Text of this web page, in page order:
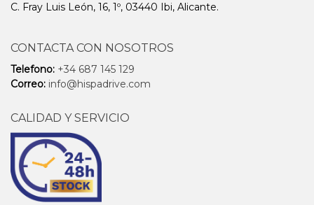
C. Fray Luis León, 16, 1º, 03440 Ibi, Alicante.
CONTACTA CON NOSOTROS
Telefono: +34 687 145 129
Correo: info@hispadrive.com
CALIDAD Y SERVICIO